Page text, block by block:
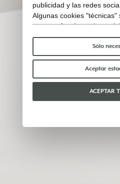
publicidad y las redes
Algunas cookies
correcto funcionamiento
comparten ningún dato
Para saber más puedes
de cookies.
Por favor, elige qué cookies
Sólo
Aceptar
ACEPTAR